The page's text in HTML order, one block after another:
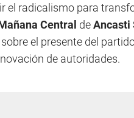
el radicalismo para
Central deAncasti
el presente del
de autoridades.